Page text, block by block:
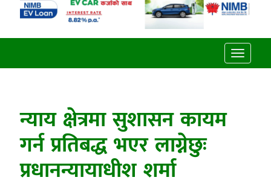
Toggle
न्याय क्षेत्रमा सुशासन कायम
गर्न प्रतिबद्ध भएर लाग्नेछुः
प्रधानन्यायाधीश शर्मा